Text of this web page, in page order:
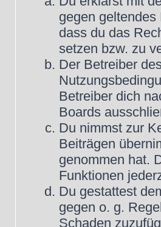
gegen
dass du das
setzen bzw. zu
Der Betreiber
Betreiber dich
Boards
Du nimmst zur
Beiträgen
genommen hat.
Funktionen
Du gestattest
gegen o. g.
Schaden